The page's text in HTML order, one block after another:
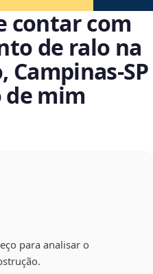
contar com
de ralo na
mim
para analisar o